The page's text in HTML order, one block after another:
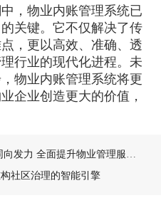
物业内账管理系统已
关键。它不仅解决了传
，更以高效、准确、透
行业的现代化进程。未
物业内账管理系统将更
企业创造更大的价值，
力 全面提升物业管理服务水平
社区治理的智能引擎